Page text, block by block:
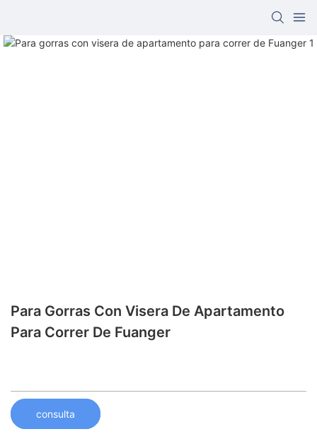
Para Gorras Con Visera De Apartamento
Para Correr De Fuanger
consulta